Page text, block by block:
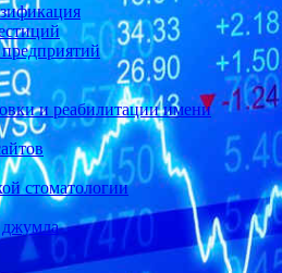
и реабилитации имени
стоматологии
джумла